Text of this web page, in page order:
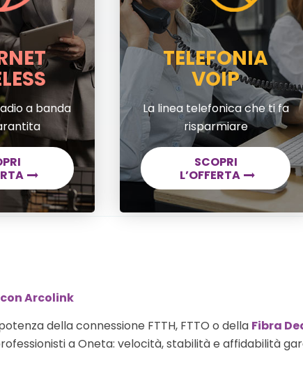
a banda
TELEFONIA
VOIP
La linea telefonica che ti fa
risparmiare
SCOPRI
L’OFFERTA
Arcolink
della connessione FTTH, FTTO o della Fibra
a Oneta: velocità, stabilità e affidabilità